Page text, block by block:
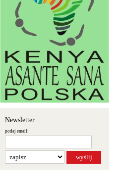
Newsletter
podaj email: